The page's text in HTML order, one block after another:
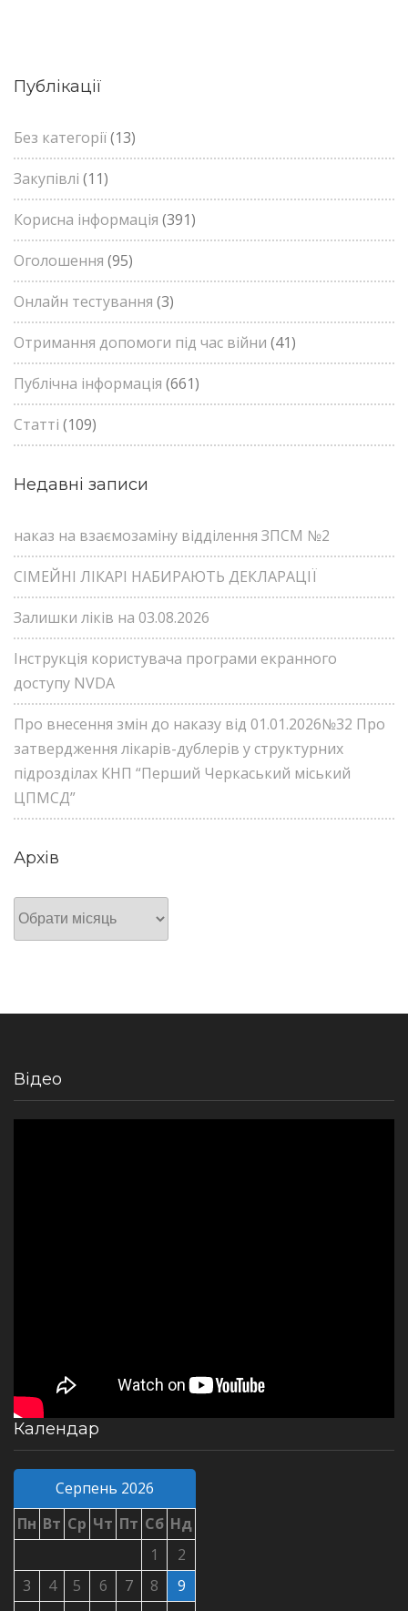
Публікації
Без категорії(13)
Закупівлі (11)
Корисна інформація (391)
Оголошення (95)
Онлайн тестування (3)
Отримання допомоги під час війни (41)
Публічна інформація (661)
Статті (109)
Недавні записи
наказ на взаємозаміну відділення ЗПСМ №2
СІМЕЙНІ ЛІКАРІ НАБИРАЮТЬ ДЕКЛАРАЦІЇ
Залишки ліків на 03.08.2026
Інструкція користувача програми екранного
доступу NVDA
Про внесення змін до наказу від 01.01.2026№32 Про
затвердження лікарів-дублерів у структурних
підрозділах КНП “Перший Черкаський міський
ЦПМСД”
Архів
Архів
Відео
Календар
Серпень 2026
Пн Вт Ср Чт Пт Сб Нд
1
2
3
4 5 6 7 8
9